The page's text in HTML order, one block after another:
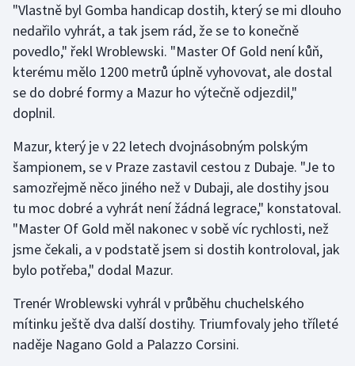
Olympijské hry
Parasport
Plavání
Plážový volejbal
Ragby
Rychlobruslení
Rychlostní kanoistika
Sportovní střelba
"Vlastně byl Gomba handicap dostih, který se mi dlouho
nedařilo vyhrát, a tak jsem rád, že se to konečně
povedlo," řekl Wroblewski. "Master Of Gold není kůň,
kterému mělo 1200 metrů úplně vyhovovat, ale dostal
se do dobré formy a Mazur ho výtečně odjezdil,"
doplnil.
Mazur, který je v 22 letech dvojnásobným polským
šampionem, se v Praze zastavil cestou z Dubaje. "Je to
samozřejmě něco jiného než v Dubaji, ale dostihy jsou
tu moc dobré a vyhrát není žádná legrace," konstatoval.
"Master Of Gold měl nakonec v sobě víc rychlosti, než
jsme čekali, a v podstatě jsem si dostih kontroloval, jak
bylo potřeba," dodal Mazur.
Trenér Wroblewski vyhrál v průběhu chuchelského
mítinku ještě dva další dostihy. Triumfovaly jeho tříleté
naděje Nagano Gold a Palazzo Corsini.